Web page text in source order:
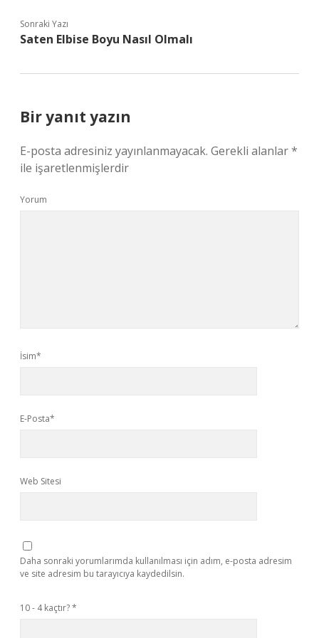
Sonraki Yazı
Saten Elbise Boyu Nasıl Olmalı
Bir yanıt yazın
E-posta adresiniz yayınlanmayacak. Gerekli alanlar*
ile işaretlenmişlerdir
Yorum
İsim*
E-Posta*
Web Sitesi
Daha sonraki yorumlarımda kullanılması için adım, e-posta adresim
ve site adresim bu tarayıcıya kaydedilsin.
10 - 4 kaçtır?*